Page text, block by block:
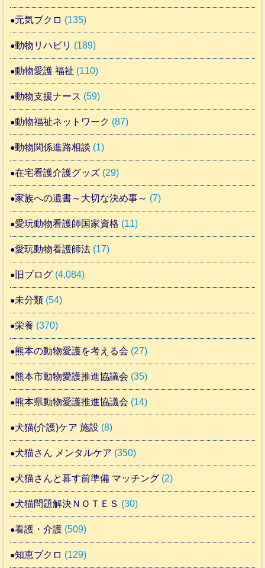
元気ブクロ (135)
動物リハビリ (189)
動物愛護 福祉 (110)
動物支援ナース (59)
動物福祉ネットワーク (87)
動物関係進路相談 (1)
在宅看護介護グッズ (29)
家族への遺書～大切な決め事～ (7)
愛玩動物看護師国家資格 (11)
愛玩動物看護師法 (17)
旧ブログ (4,084)
未分類 (54)
栄養 (370)
熊本の動物愛護を考える会 (27)
熊本市動物愛護推進協議会 (35)
熊本県動物愛護推進協議会 (14)
犬猫(介護)ケア 施設 (8)
犬猫さん メンタルケア (350)
犬猫さんと暮す前準備 マッチング (2)
犬猫問題解決ＮＯＴＥＳ (30)
看護・介護 (509)
知恵ブクロ (129)